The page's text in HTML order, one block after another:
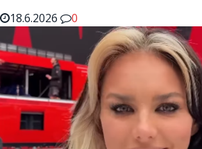
18.6.2026
0